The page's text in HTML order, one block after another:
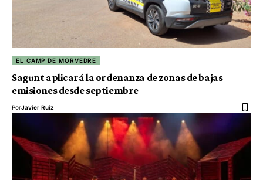
EL CAMP DE MORVEDRE
Sagunt aplicará la ordenanza de zonas de bajas
emisiones desde septiembre
PorJavier Ruiz